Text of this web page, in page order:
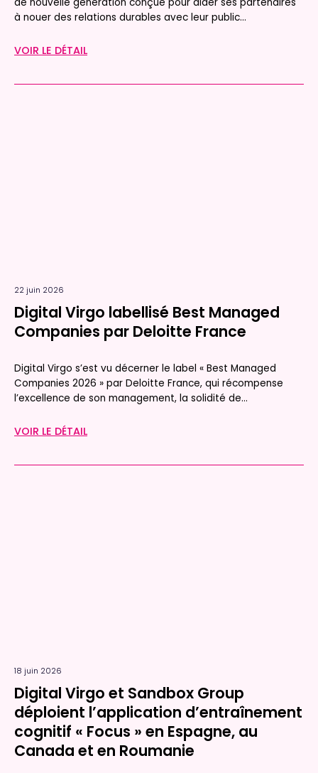
à nouer des relations durables avec leur public...
VOIR LE DÉTAIL
22 juin 2026
Digital Virgo labellisé Best Managed
Companies par Deloitte France
Digital Virgo s’est vu décerner le label « Best Managed
Companies 2026 » par Deloitte France, qui récompense
l’excellence de son management, la solidité de...
VOIR LE DÉTAIL
18 juin 2026
Digital Virgo et Sandbox Group
déploient l’application d’entraînement
cognitif « Focus » en Espagne, au
Canada et en Roumanie